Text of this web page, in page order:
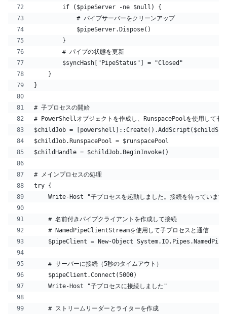
        if ($pipeServer -ne $null) {
            # パイプサーバーをクリーンアップ
            $pipeServer.Dispose()
        }
        # パイプの状態を更新
        $syncHash["PipeStatus"] = "Closed"
    }
}
# 子プロセスの開始
# PowerShellオブジェクトを作成し、RunspacePoolを使用して非
$childJob =
$childJob.RunspacePool = $runspacePool
$childHandle = $childJob.BeginInvoke()
# メインプロセスの処理
try {
Write-Host "子プロセスを起動しました。接続を待っていま
    # 名前付きパイプクライアントを作成して接続
    # NamedPipeClientStreamを使用して子プロセスと通信
$pipeClient = New-Object
    # サーバーに接続（5秒のタイムアウト）
    $pipeClient.Connect(5000)
    Write-Host "子プロセスに接続しました"
    # ストリームリーダーとライターを作成